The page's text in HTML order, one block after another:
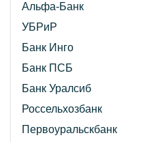
Альфа-Банк
УБРиР
Банк Инго
Банк ПСБ
Банк Уралсиб
Россельхозбанк
Первоуральскбанк